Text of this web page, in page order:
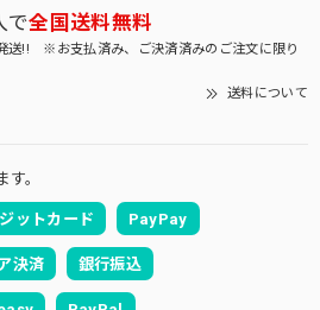
で全国送料無料
送!! ※お支払済み、ご決済済みのご注文に限り
送料について
。
ットカード PayPay
決済 銀行振込